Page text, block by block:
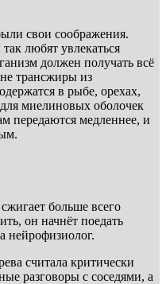
свои соображения.
любят увлекаться
должен получать всё
трансжиры из
в рыбе, орехах,
миелиновых оболочек
передаются медленнее, и
больше всего
он начнёт поедать
нейрофизиолог.
считала критически
разговоры с соседями, а